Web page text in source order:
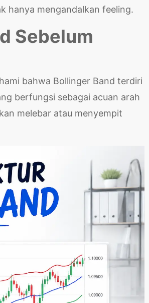
hanya mengandalkan feeling.
Sebelum
bahwa Bollinger Band terdiri
berfungsi sebagai acuan arah
melebar atau menyempit